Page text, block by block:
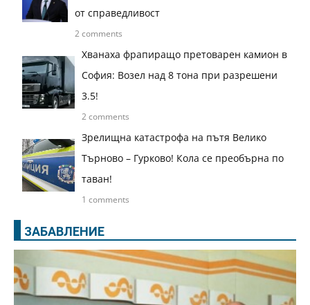
от справедливост
2 comments
Хванаха фрапиращо претоварен камион в
София: Возел над 8 тона при разрешени
3.5!
2 comments
Зрелищна катастрофа на пътя Велико
Търново – Гурково! Кола се преобърна по
таван!
1 comments
ЗАБАВЛЕНИЕ